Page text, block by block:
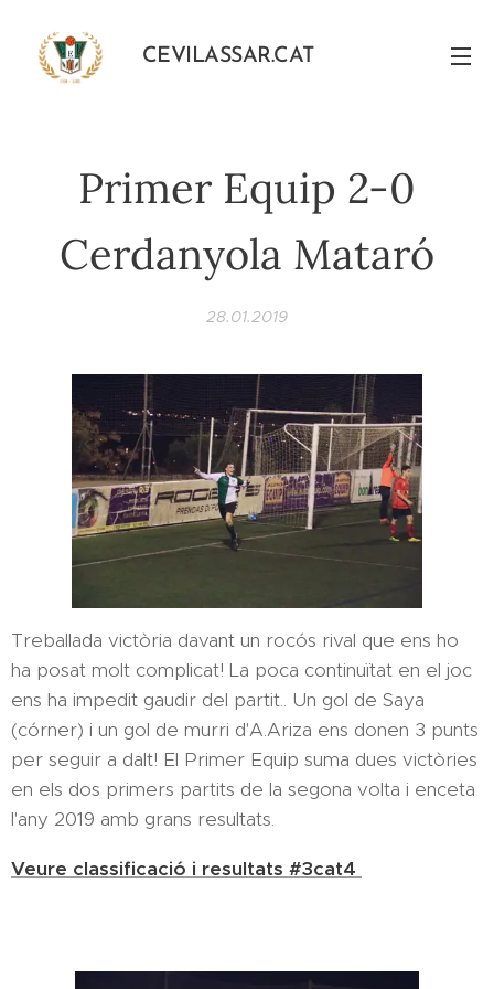
CEVILASSAR.CAT
Primer Equip 2-0
Cerdanyola Mataró
28.01.2019
Treballada victòria davant un rocós rival que ens ho
ha posat molt complicat! La poca continuïtat en el joc
ens ha impedit gaudir del partit.. Un gol de Saya
(córner) i un gol de murri d'A.Ariza ens donen 3 punts
per seguir a dalt! El Primer Equip suma dues victòries
en els dos primers partits de la segona volta i enceta
l'any 2019 amb grans resultats.
Veure classificació i resultats #3cat4